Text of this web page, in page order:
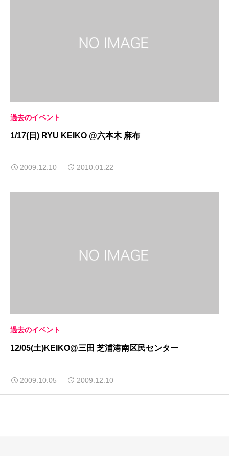
過去のイベント
1/17(日) RYU KEIKO @六本木 麻布
2009.12.10 2010.01.22
過去のイベント
12/05(土)KEIKO@三田 芝浦港南区民センター
2009.10.05 2009.12.10